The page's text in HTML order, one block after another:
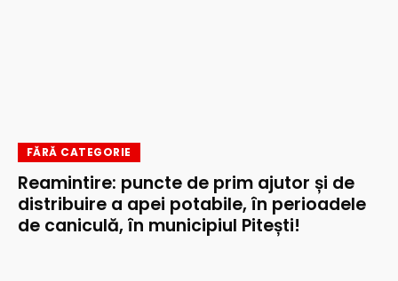
FĂRĂ CATEGORIE
Reamintire: puncte de prim ajutor și de
distribuire a apei potabile, în perioadele
de caniculă, în municipiul Pitești!